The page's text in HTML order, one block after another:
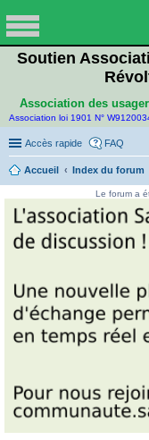
Soutien
Association des
Association loi 1901 N°
Accès rapide FAQ
Accueil Index du forum
Le forum a